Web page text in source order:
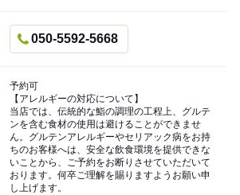
050-5592-5668
予約可
【アレルギーの対応について】
当店では、伝統的な鮨の調理の工程上、グルテ
ンを含む食材の使用は避けることができませ
ん。グルテンアレルギーやセリアック病をお持
ちのお客様へは、安全な飲食環境を提供できな
いことから、ご予約をお断りさせていただいて
おります。何卒ご理解を賜りますようお願い申
し上げます。